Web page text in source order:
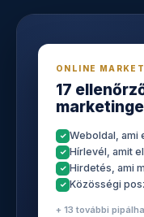
ONLINE
17
Weboldal, ami
Hírlevél, amit
Hirdetés, ami
Közösségi
+ 13 további